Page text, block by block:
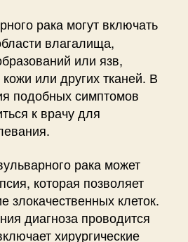
рака могут включать
влагалища,
или язв,
или других тканей. В
подобных симптомов
к врачу для
рака может
которая позволяет
злокачественных клеток.
диагноза проводится
хирургические